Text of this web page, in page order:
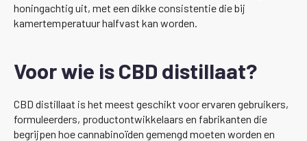
honingachtig uit, met een dikke consistentie die bij
kamertemperatuur halfvast kan worden.
Voor wie is CBD distillaat?
CBD distillaat is het meest geschikt voor ervaren gebruikers,
formuleerders, productontwikkelaars en fabrikanten die
begrijpen hoe cannabinoïden gemengd moeten worden en